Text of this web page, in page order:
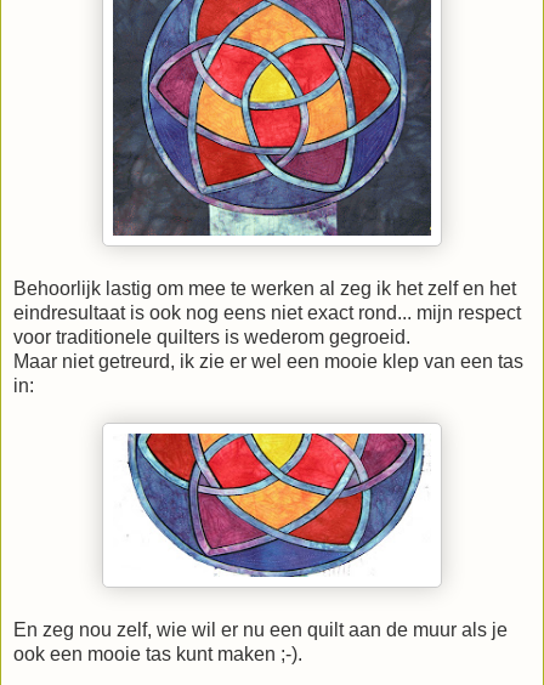
Behoorlijk lastig om mee te werken al zeg ik het zelf en het
eindresultaat is ook nog eens niet exact rond... mijn respect
voor traditionele quilters is wederom gegroeid.
Maar niet getreurd, ik zie er wel een mooie klep van een tas
in:
En zeg nou zelf, wie wil er nu een quilt aan de muur als je
ook een mooie tas kunt maken ;-).